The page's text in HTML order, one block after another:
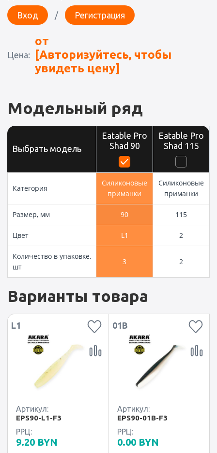
Вход / Регистрация
Цена:
от
[Авторизуйтесь, чтобы
увидеть цену]
Модельный ряд
Выбрать модель
Eatable Pro
Shad 90
Eatable Pro
Shad 115
Категория
Силиконовые
приманки
Силиконовые
приманки
Размер, мм 90 115
Цвет L1 2
Количество в упаковке,
шт
3 2
Варианты товара
L1
Артикул:
EPS90-L1-F3
РРЦ:
9.20 BYN
01B
Артикул:
EPS90-01B-F3
РРЦ:
0.00 BYN